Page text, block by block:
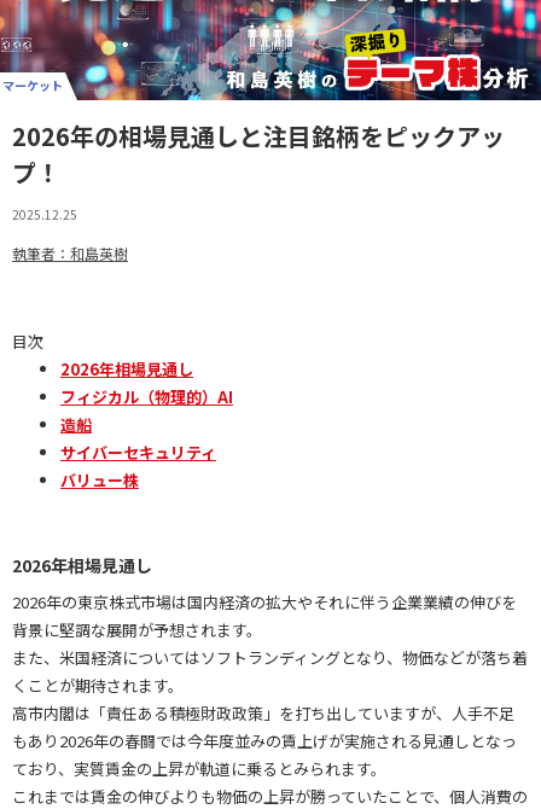
マーケット
2026年の相場見通しと注目銘柄をピックアッ
プ！
2025.12.25
執筆者：和島英樹
目次
2026年相場見通し
フィジカル（物理的）AI
造船
サイバーセキュリティ
バリュー株
2026年相場見通し
2026年の東京株式市場は国内経済の拡大やそれに伴う企業業績の伸びを
背景に堅調な展開が予想されます。
また、米国経済についてはソフトランディングとなり、物価などが落ち着
くことが期待されます。
高市内閣は「責任ある積極財政政策」を打ち出していますが、人手不足
もあり2026年の春闘では今年度並みの賃上げが実施される見通しとなっ
ており、実質賃金の上昇が軌道に乗るとみられます。
これまでは賃金の伸びよりも物価の上昇が勝っていたことで、個人消費の